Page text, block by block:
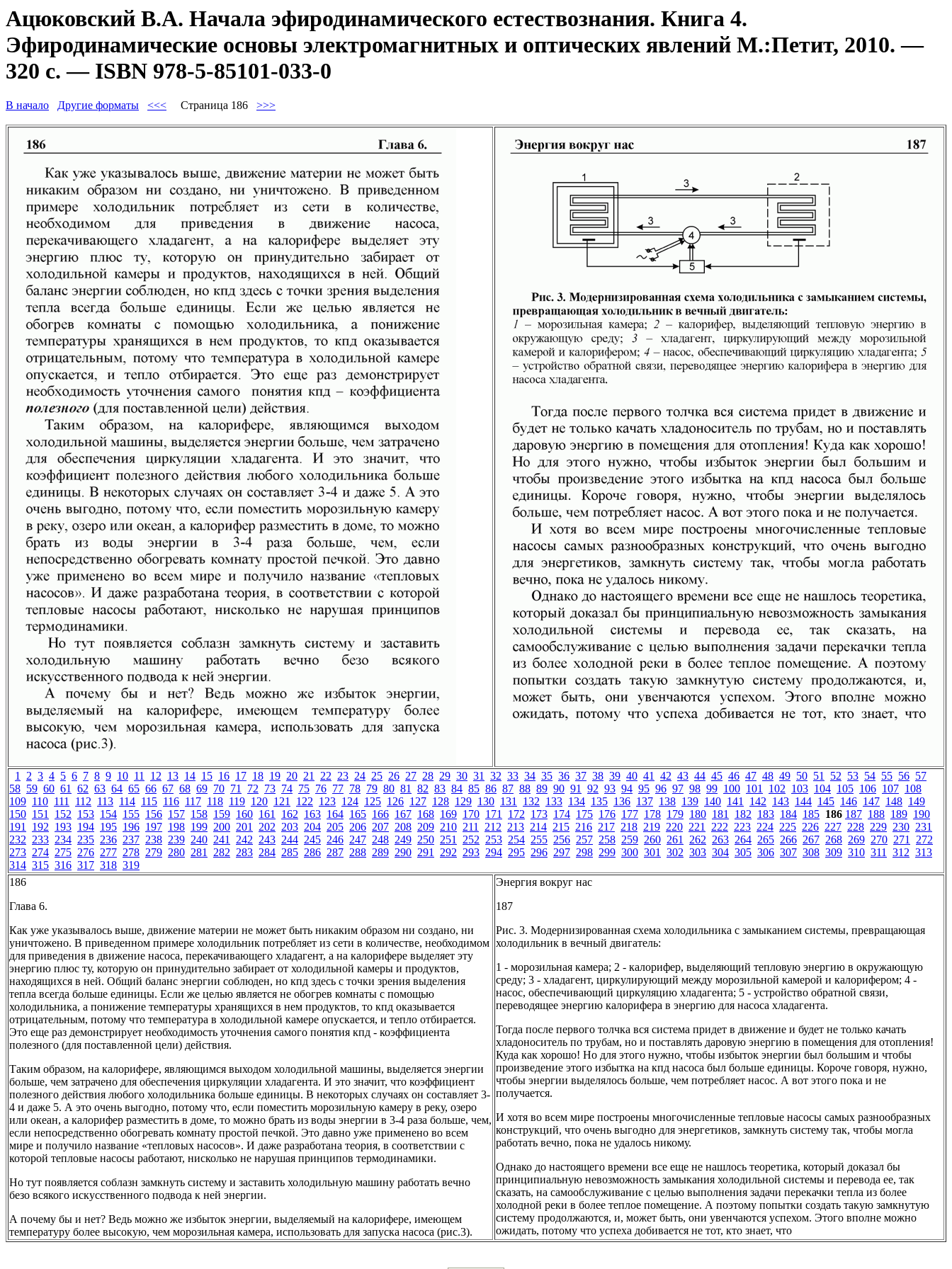
Ацюковский В.А. Начала эфиродинамического естествознания. Книга 4.
Эфиродинамические основы электромагнитных и оптических явлений М.:Петит, 2010. —
320 с. — ISBN 978-5-85101-033-0
В начало Другие форматы <<< Страница 186 >>>
1 2 3 4 5 6 7 8 9 10 11 12 13 14 15 16 17 18 19 20 21 22 23 24 25 26 27 28 29 30 31 32 33 34 35 36 37 38 39 40 41 42 43 44 45 46 47 48 49 50 51 52 53 54 55 56 57
58 59 60 61 62 63 64 65 66 67 68 69 70 71 72 73 74 75 76 77 78 79 80 81 82 83 84 85 86 87 88 89 90 91 92 93 94 95 96 97 98 99 100 101 102 103 104 105 106 107 108
109 110 111 112 113 114 115 116 117 118 119 120 121 122 123 124 125 126 127 128 129 130 131 132 133 134 135 136 137 138 139 140 141 142 143 144 145 146 147 148 149
150 151 152 153 154 155 156 157 158 159 160 161 162 163 164 165 166 167 168 169 170 171 172 173 174 175 176 177 178 179 180 181 182 183 184 185 186 187 188 189 190
191 192 193 194 195 196 197 198 199 200 201 202 203 204 205 206 207 208 209 210 211 212 213 214 215 216 217 218 219 220 221 222 223 224 225 226 227 228 229 230 231
232 233 234 235 236 237 238 239 240 241 242 243 244 245 246 247 248 249 250 251 252 253 254 255 256 257 258 259 260 261 262 263 264 265 266 267 268 269 270 271 272
273 274 275 276 277 278 279 280 281 282 283 284 285 286 287 288 289 290 291 292 293 294 295 296 297 298 299 300 301 302 303 304 305 306 307 308 309 310 311 312 313
314 315 316 317 318 319
186
Глава 6.
Как уже указывалось выше, движение материи не может быть никаким образом ни создано, ни
уничтожено. В приведенном примере холодильник потребляет из сети в количестве, необходимом
для приведения в движение насоса, перекачивающего хладагент, а на калорифере выделяет эту
энергию плюс ту, которую он принудительно забирает от холодильной камеры и продуктов,
находящихся в ней. Общий баланс энергии соблюден, но кпд здесь с точки зрения выделения
тепла всегда больше единицы. Если же целью является не обогрев комнаты с помощью
холодильника, а понижение температуры хранящихся в нем продуктов, то кпд оказывается
отрицательным, потому что температура в холодильной камере опускается, и тепло отбирается.
Это еще раз демонстрирует необходимость уточнения самого понятия кпд - коэффициента
полезного (для поставленной цели) действия.
Таким образом, на калорифере, являющимся выходом холодильной машины, выделяется энергии
больше, чем затрачено для обеспечения циркуляции хладагента. И это значит, что коэффициент
полезного действия любого холодильника больше единицы. В некоторых случаях он составляет 3-
4 и даже 5. А это очень выгодно, потому что, если поместить морозильную камеру в реку, озеро
или океан, а калорифер разместить в доме, то можно брать из воды энергии в 3-4 раза больше, чем,
если непосредственно обогревать комнату простой печкой. Это давно уже применено во всем
мире и получило название «тепловых насосов». И даже разработана теория, в соответствии с
которой тепловые насосы работают, нисколько не нарушая принципов термодинамики.
Но тут появляется соблазн замкнуть систему и заставить холодильную машину работать вечно
безо всякого искусственного подвода к ней энергии.
А почему бы и нет? Ведь можно же избыток энергии, выделяемый на калорифере, имеющем
температуру более высокую, чем морозильная камера, использовать для запуска насоса (рис.3).
Энергия вокруг нас
187
Рис. 3. Модернизированная схема холодильника с замыканием системы, превращающая
холодильник в вечный двигатель:
1 - морозильная камера; 2 - калорифер, выделяющий тепловую энергию в окружающую
среду; 3 - хладагент, циркулирующий между морозильной камерой и калорифером; 4 -
насос, обеспечивающий циркуляцию хладагента; 5 - устройство обратной связи,
переводящее энергию калорифера в энергию для насоса хладагента.
Тогда после первого толчка вся система придет в движение и будет не только качать
хладоноситель по трубам, но и поставлять даровую энергию в помещения для отопления!
Куда как хорошо! Но для этого нужно, чтобы избыток энергии был большим и чтобы
произведение этого избытка на кпд насоса был больше единицы. Короче говоря, нужно,
чтобы энергии выделялось больше, чем потребляет насос. А вот этого пока и не
получается.
И хотя во всем мире построены многочисленные тепловые насосы самых разнообразных
конструкций, что очень выгодно для энергетиков, замкнуть систему так, чтобы могла
работать вечно, пока не удалось никому.
Однако до настоящего времени все еще не нашлось теоретика, который доказал бы
принципиальную невозможность замыкания холодильной системы и перевода ее, так
сказать, на самообслуживание с целью выполнения задачи перекачки тепла из более
холодной реки в более теплое помещение. А поэтому попытки создать такую замкнутую
систему продолжаются, и, может быть, они увенчаются успехом. Этого вполне можно
ожидать, потому что успеха добивается не тот, кто знает, что